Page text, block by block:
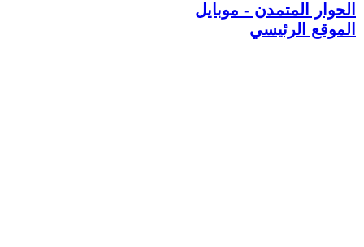
الحوار المتمدن - موبايل
الموقع الرئيسي